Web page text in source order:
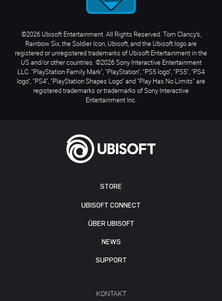
STORE
UBISOFT CONNECT
ÜBER UBISOFT
NEWS
SUPPORT
KONTAKT
©2026 Ubisoft Entertainment. All Rights Reserved. Tom Clancy’s,
Rainbow Six, the Soldier Icon, Ubisoft, and the Ubisoft logo are
registered or unregistered trademarks of Ubisoft Entertainment in the
US and/or other countries. ©2026 Sony Interactive Entertainment
LLC. "PlayStation Family Mark", "PlayStation", "PS5 logo", "PS5", "PS4
logo", "PS4", "PlayStation Shapes Logo" and "Play Has No Limits" are
registered trademarks or trademarks of Sony Interactive
Entertainment Inc.